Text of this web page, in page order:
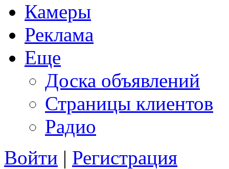
Камеры
Реклама
Еще
Доска объявлений
Страницы клиентов
Радио
Войти | Регистрация